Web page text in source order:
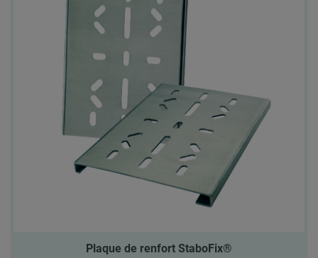
Plaque de renfort StaboFix®